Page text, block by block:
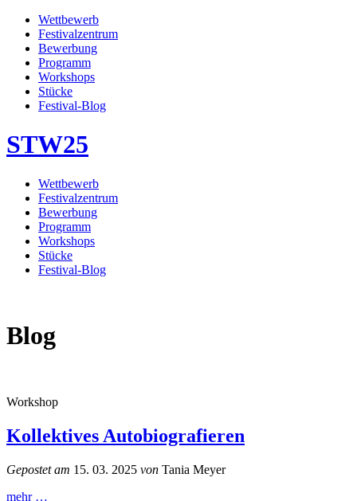
Wettbewerb
Festivalzentrum
Bewerbung
Programm
Workshops
Stücke
Festival-Blog
STW25
Wettbewerb
Festivalzentrum
Bewerbung
Programm
Workshops
Stücke
Festival-Blog
Blog
Workshop
Kollektives Autobiografieren
Gepostet am 15. 03. 2025 von Tania Meyer
mehr …